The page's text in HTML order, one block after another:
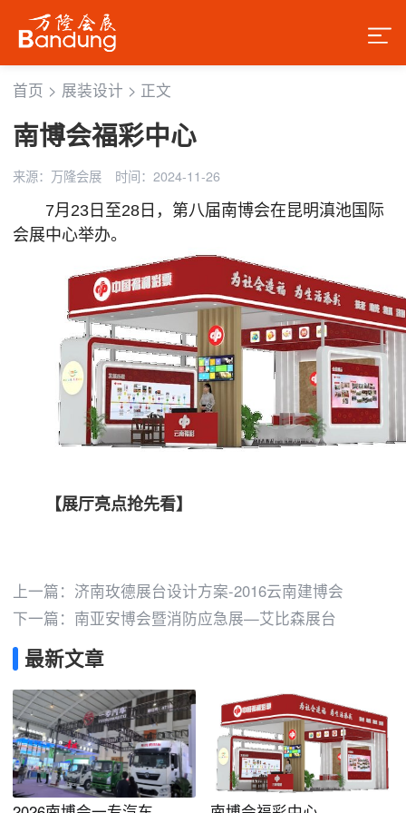
首页 > 展装设计 > 正文
南博会福彩中心
来源：万隆会展
时间：2024-11-26
7月23日至28日，第八届南博会在昆明滇池国际
会展中心举办。
【展厅亮点抢先看】
上一篇： 济南玫德展台设计方案-2016云南建博会
下一篇： 南亚安博会暨消防应急展—艾比森展台
最新文章